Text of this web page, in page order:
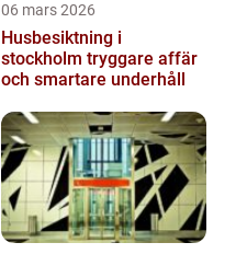
06 mars 2026
Husbesiktning i
stockholm tryggare affär
och smartare underhåll